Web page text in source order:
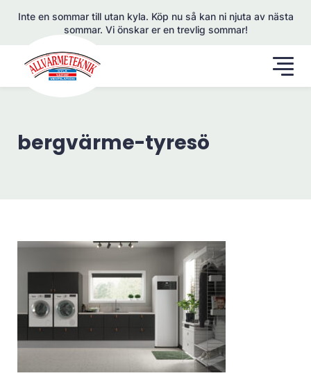
Inte en sommar till utan kyla. Köp nu så kan ni njuta av nästa
sommar. Vi önskar er en trevlig sommar!
bergvärme-tyresö